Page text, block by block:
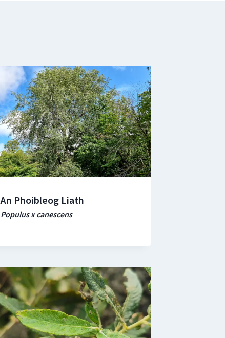
An Phoibleog Liath
Populus x canescens